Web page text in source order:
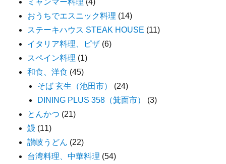
ミャンマー料理 (4)
おうちでエスニック料理 (14)
ステーキハウス STEAK HOUSE (11)
イタリア料理、ピザ (6)
スペイン料理 (1)
和食、洋食 (45)
そば 玄生（池田市）
(24)
DINING PLUS 358（箕面市）
(3)
とんかつ (21)
鰻 (11)
讃岐うどん (22)
台湾料理、中華料理 (54)